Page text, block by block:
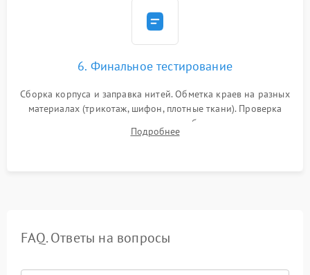
6. Финальное тестирование
Сборка корпуса и заправка нитей. Обметка краев на разных
материалах (трикотаж, шифон, плотные ткани). Проверка
ровности среза, эластичности шва, работы ролевого шва и
отсутствия стягивания или волнистости ткани.
Подробнее
FAQ. Ответы на вопросы